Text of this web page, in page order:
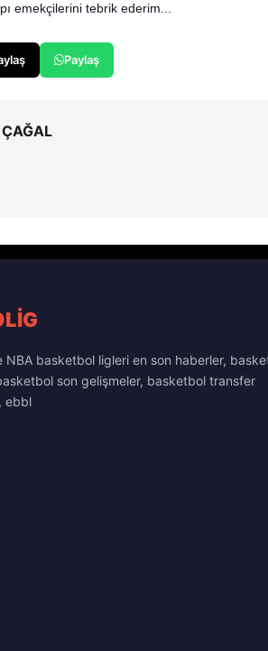
emekçilerini tebrik ederim...
Paylaş
NBA basketbol ligleri en son haberler,
son gelişmeler, basketbol transfer
ebbl